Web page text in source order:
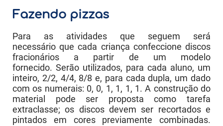
Fazendo pizzas
Para as atividades que seguem será
necessário que cada criança confeccione discos
fracionários a partir de um modelo
fornecido. Serão utilizados, para cada aluno, um
inteiro, 2/2, 4/4, 8/8 e, para cada dupla, um dado
com os numerais: 0, 0, 1, 1, 1, 1. A construção do
material pode ser proposta como tarefa
extraclasse; os discos devem ser recortados e
pintados em cores previamente combinadas.